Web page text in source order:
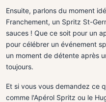
Ensuite, parlons du moment
Franchement, un Spritz St-
sauces ! Que ce soit pour un
pour célébrer un événement
un moment de détente après
toujours.
Et si vous vous demandez ce
comme l'Apérol Spritz ou le